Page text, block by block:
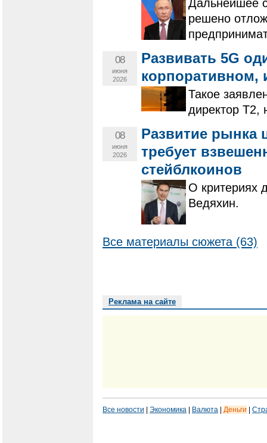
Дальнейшее
решено
08
июня
2026
Развивать 5G
корпоративном,
Такое
директор
08
июня
2026
Развитие
требует
стейблкоинов
О критериях
Ведяхин.
Все материалы сюжета (63)
Реклама на сайте
Все новости Экономика Валюта Деньги